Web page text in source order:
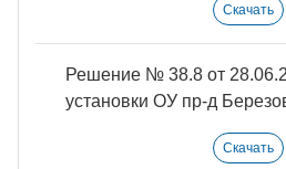
Скачать
Решение № 38.8 от
установки ОУ пр-д
Скачать